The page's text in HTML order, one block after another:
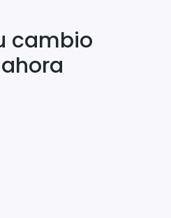
cambio